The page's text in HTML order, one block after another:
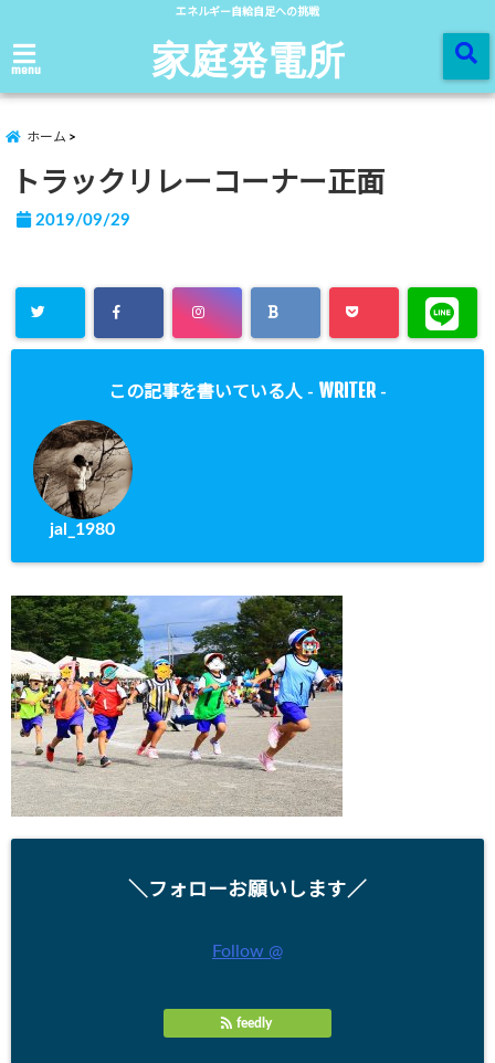
エネルギー自給自足への挑戦
menu 家庭発電所
ホーム
トラックリレーコーナー正面
2019/09/29
この記事を書いている人 - WRITER -
jal_1980
＼フォローお願いします／
Follow @
feedly